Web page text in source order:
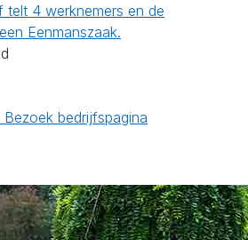
telt 4 werknemers en de
Eenmanszaak.
Bezoek bedrijfspagina